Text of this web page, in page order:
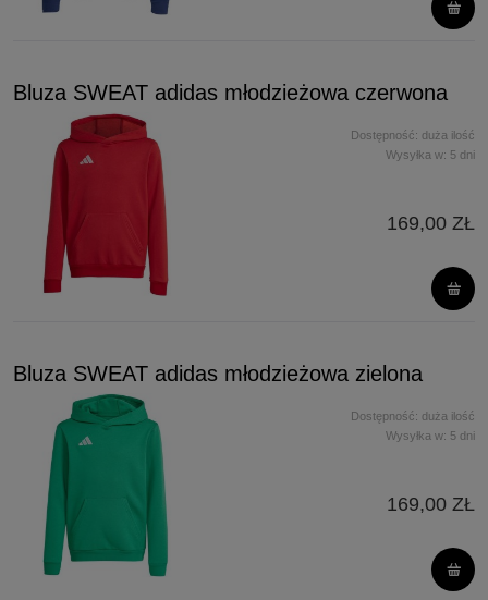
Bluza SWEAT adidas młodzieżowa czerwona
Dostępność: duża ilość
Wysyłka w: 5 dni
169,00 ZŁ
Bluza SWEAT adidas młodzieżowa zielona
Dostępność: duża ilość
Wysyłka w: 5 dni
169,00 ZŁ